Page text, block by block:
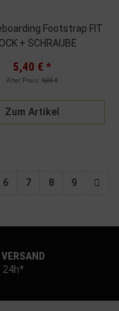
Footstrap FIT
+ SCHRAUBE
5,40 € *
Alter Preis: 6,00 €
Zum Artikel
6 7 8 9
24h*